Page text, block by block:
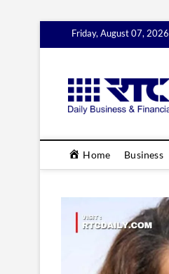
Friday, August 07, 2026
Home Business